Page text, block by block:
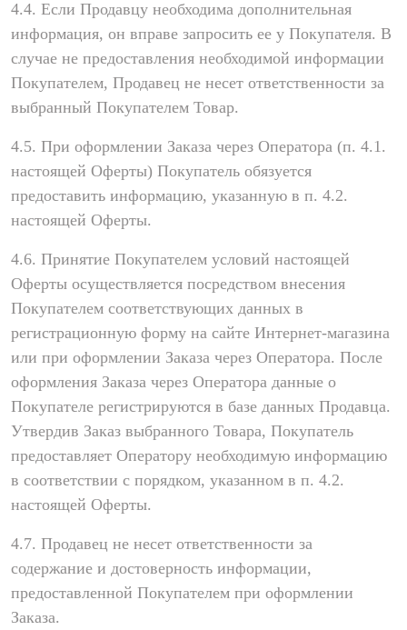
4.4. Если Продавцу необходима дополнительная
информация, он вправе запросить ее у Покупателя. В
случае не предоставления необходимой информации
Покупателем, Продавец не несет ответственности за
выбранный Покупателем Товар.
4.5. При оформлении Заказа через Оператора (п. 4.1.
настоящей Оферты) Покупатель обязуется
предоставить информацию, указанную в п. 4.2.
настоящей Оферты.
4.6. Принятие Покупателем условий настоящей
Оферты осуществляется посредством внесения
Покупателем соответствующих данных в
регистрационную форму на сайте Интернет-магазина
или при оформлении Заказа через Оператора. После
оформления Заказа через Оператора данные о
Покупателе регистрируются в базе данных Продавца.
Утвердив Заказ выбранного Товара, Покупатель
предоставляет Оператору необходимую информацию
в соответствии с порядком, указанном в п. 4.2.
настоящей Оферты.
4.7. Продавец не несет ответственности за
содержание и достоверность информации,
предоставленной Покупателем при оформлении
Заказа.